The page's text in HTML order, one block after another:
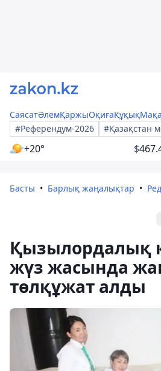
СаясатӘлемҚаржыОқиғаҚұқық
#Референдум-2026
#Қазақстан
+20° $
Басты Барлық жаңалықтар
Қызылордалық
жүз жасында
төлқұжат алды